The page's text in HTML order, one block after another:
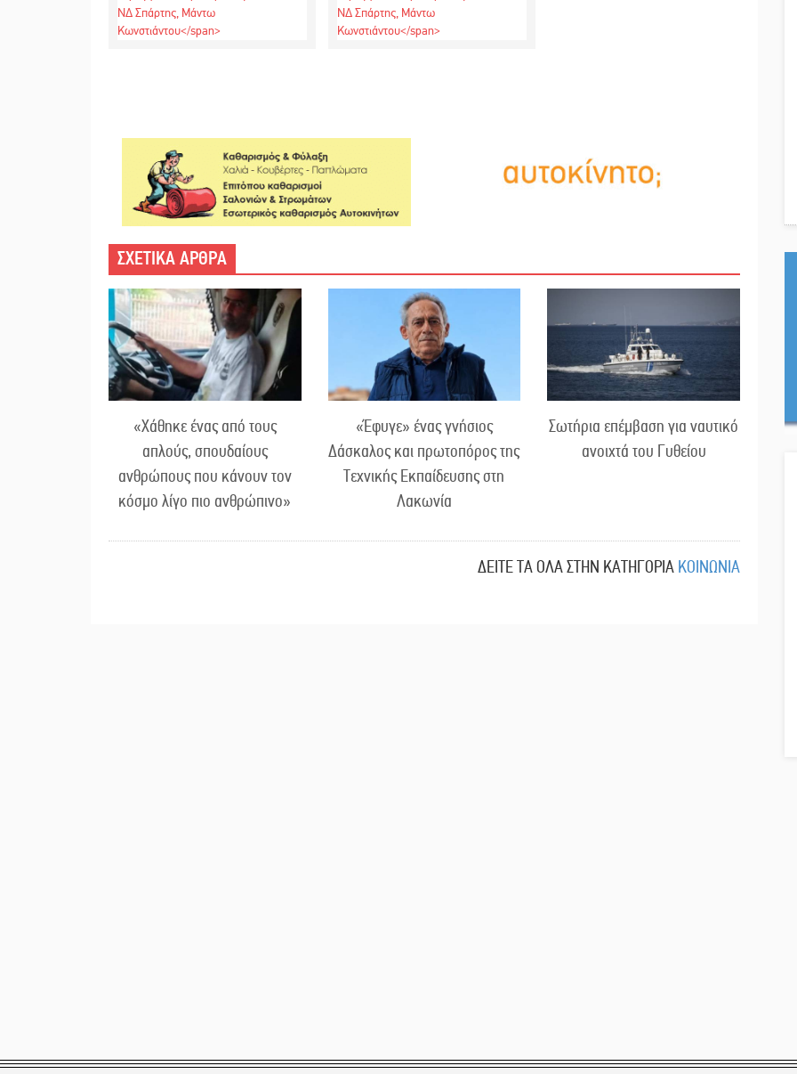
ΣΧΕΤΙΚΑ ΑΡΘΡΑ
«Χάθηκε ένας από τους
απλούς, σπουδαίους
ανθρώπους που κάνουν τον
κόσμο λίγο πιο ανθρώπινο»
«Έφυγε» ένας γνήσιος
Δάσκαλος και πρωτοπόρος της
Τεχνικής Εκπαίδευσης στη
Λακωνία
Σωτήρια επέμβαση για ναυτικό
ανοιχτά του Γυθείου
ΔΕΙΤΕ ΤΑ ΟΛΑ ΣΤΗΝ ΚΑΤΗΓΟΡΙΑ ΚΟΙΝΩΝΙΑ